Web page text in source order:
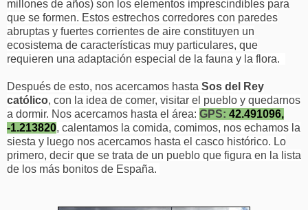
millones de años) son los elementos imprescindibles para
que se formen. Estos estrechos corredores con paredes
abruptas y fuertes corrientes de aire constituyen un
ecosistema de características muy particulares, que
requieren una adaptación especial de la fauna y la flora.
Después de esto, nos acercamos hasta Sos del Rey
católico, con la idea de comer, visitar el pueblo y quedarnos
a dormir. Nos acercamos hasta el área: GPS: 42.491096,
-1.213820, calentamos la comida, comimos, nos echamos la
siesta y luego nos acercamos hasta el casco histórico. Lo
primero, decir que se trata de un pueblo que figura en la lista
de los más bonitos de España.